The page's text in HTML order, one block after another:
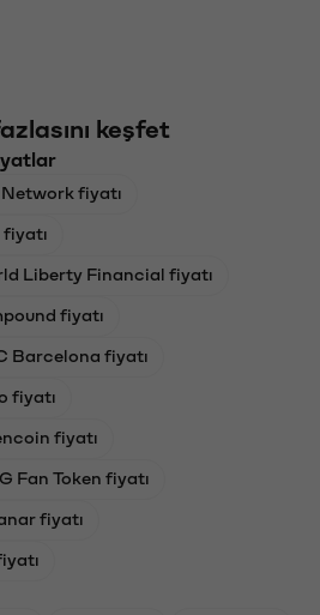
keşfet
fiyatı
Liberty Financial fiyatı
fiyatı
Barcelona fiyatı
fiyatı
fiyatı
Fan Token fiyatı
fiyatı